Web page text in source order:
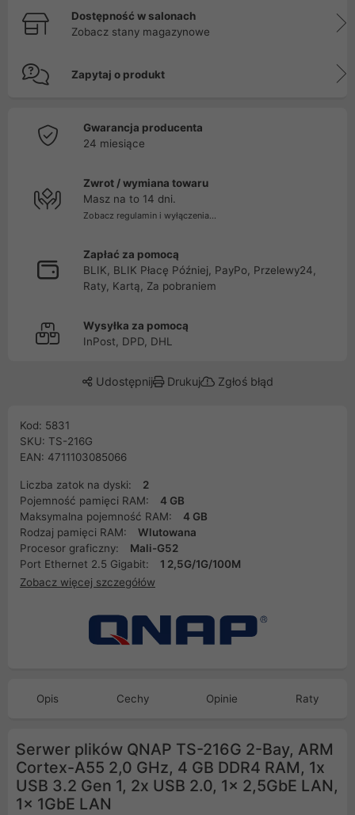
Dostępność w salonach
Zobacz stany magazynowe
Zapytaj o produkt
Gwarancja producenta
24 miesiące
Zwrot / wymiana towaru
Masz na to 14 dni.
Zobacz regulamin i wyłączenia...
Zapłać za pomocą
BLIK, BLIK Płacę Później, PayPo, Przelewy24,
Raty, Kartą, Za pobraniem
Wysyłka za pomocą
InPost, DPD, DHL
Udostępnij Drukuj Zgłoś błąd
Kod: 5831
SKU: TS-216G
EAN: 4711103085066
Liczba zatok na dyski:
2
Pojemność pamięci RAM:
4 GB
Maksymalna pojemność RAM:
4 GB
Rodzaj pamięci RAM:
Wlutowana
Procesor graficzny:
Mali-G52
Port Ethernet 2.5 Gigabit:
1 2,5G/1G/100M
Zobacz więcej szczegółów
Opis Cechy Opinie Raty
Serwer plików QNAP TS-216G 2-Bay, ARM
Cortex-A55 2,0 GHz, 4 GB DDR4 RAM, 1x
USB 3.2 Gen 1, 2x USB 2.0, 1x 2,5GbE LAN,
1x 1GbE LAN